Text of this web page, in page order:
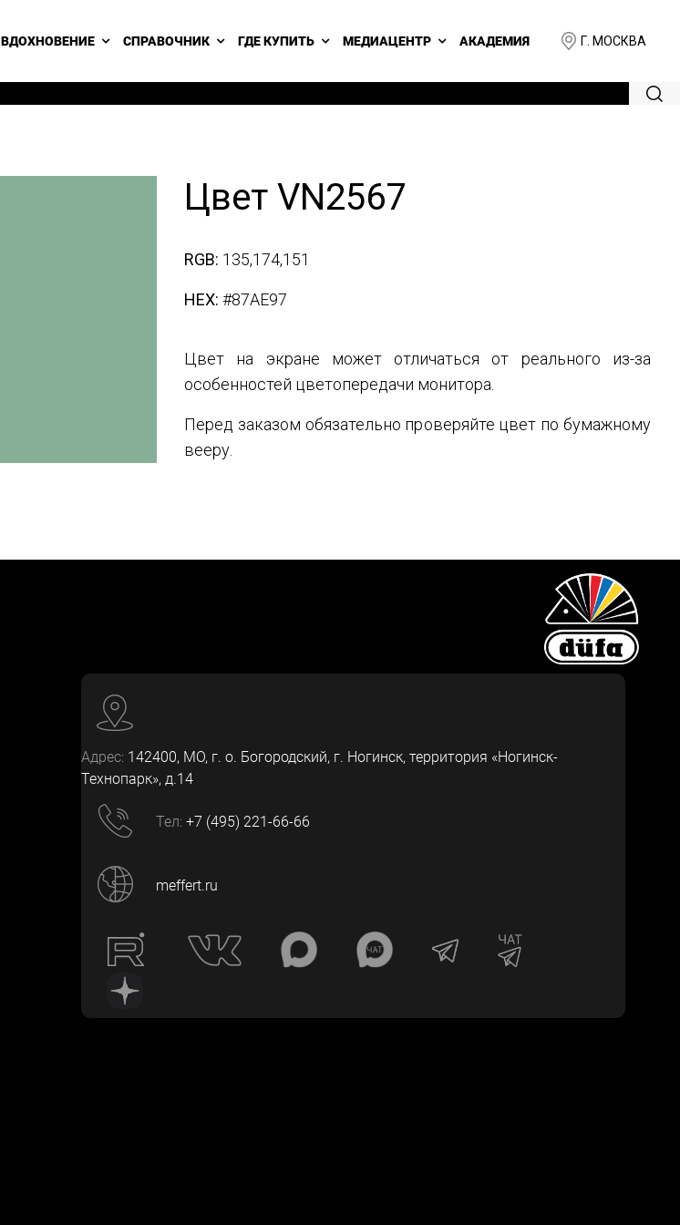
Г. МОСКВА
ВДОХНОВЕНИЕ СПРАВОЧНИК ГДЕ КУПИТЬ МЕДИАЦЕНТР АКАДЕМИЯ
Цвет VN2567
RGB: 135,174,151
HEX: #87AE97
Цвет на экране может отличаться от реального из-за
особенностей цветопередачи монитора.
Перед заказом обязательно проверяйте цвет по бумажному
вееру.
Адрес: 142400, МО, г. о. Богородский, г. Ногинск, территория «Ногинск-
Технопарк», д.14
Тел: +7 (495) 221-66-66
meffert.ru